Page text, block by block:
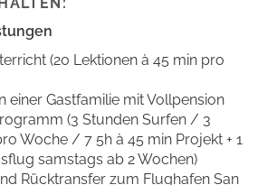
(20 Lektionen à 45 min pro
einer Gastfamilie mit Vollpension
(3 Stunden Surfen / 3
Woche / 7 5h à 45 min Projekt + 1
samstags ab 2 Wochen)
Rücktransfer zum Flughafen San